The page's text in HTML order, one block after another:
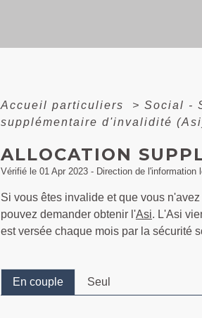
Accueil particuliers > Social -
supplémentaire d'invalidité
ALLOCATION
Vérifié le 01 Apr 2023 - Direction de
Si vous êtes invalide et que vous
pouvez demander obtenir l'Asi. L'Asi
est versée chaque mois par la sécurité
En couple Seul